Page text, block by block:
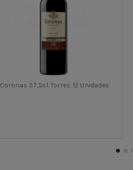
Coronas 37,5cl. Torres. 12 Unidades